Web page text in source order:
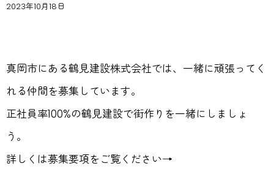
2023年10月18日
真岡市にある鶴見建設株式会社では、一緒に頑張ってく
れる仲間を募集しています。
正社員率100%の鶴見建設で街作りを一緒にしましょ
う。
詳しくは募集要項をご覧ください→